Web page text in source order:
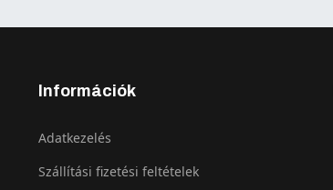
Információk
Adatkezelés
Szállítási fizetési feltételek